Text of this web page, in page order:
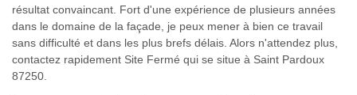
résultat convaincant. Fort d'une expérience de plusieurs années
dans le domaine de la façade, je peux mener à bien ce travail
sans difficulté et dans les plus brefs délais. Alors n'attendez plus,
contactez rapidement Site Fermé qui se situe à Saint Pardoux
87250.